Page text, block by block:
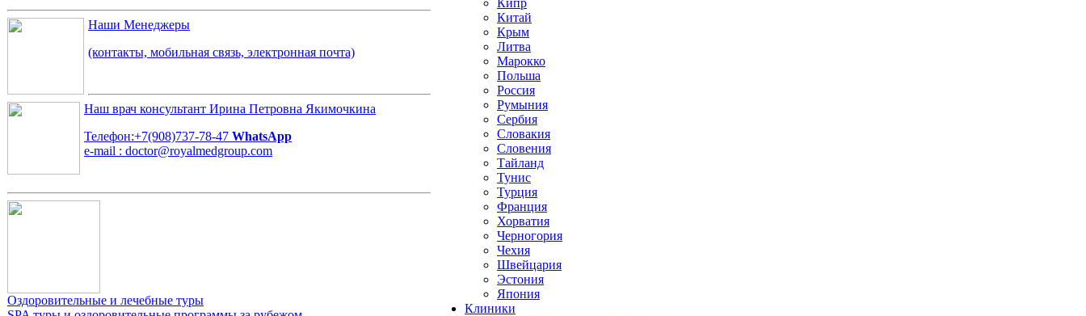
Наши Менеджеры
(контакты, мобильная связь, электронная почта)
Наш врач консультант Ирина Петровна Якимочкина
Телефон:+7(908)737-78-47 WhatsApp
e-mail : doctor@royalmedgroup.com
Оздоровительные и лечебные туры
Кипр
Китай
Крым
Литва
Марокко
Польша
Россия
Румыния
Сербия
Словакия
Словения
Тайланд
Тунис
Турция
Франция
Хорватия
Черногория
Чехия
Швейцария
Эстония
Япония
Клиники